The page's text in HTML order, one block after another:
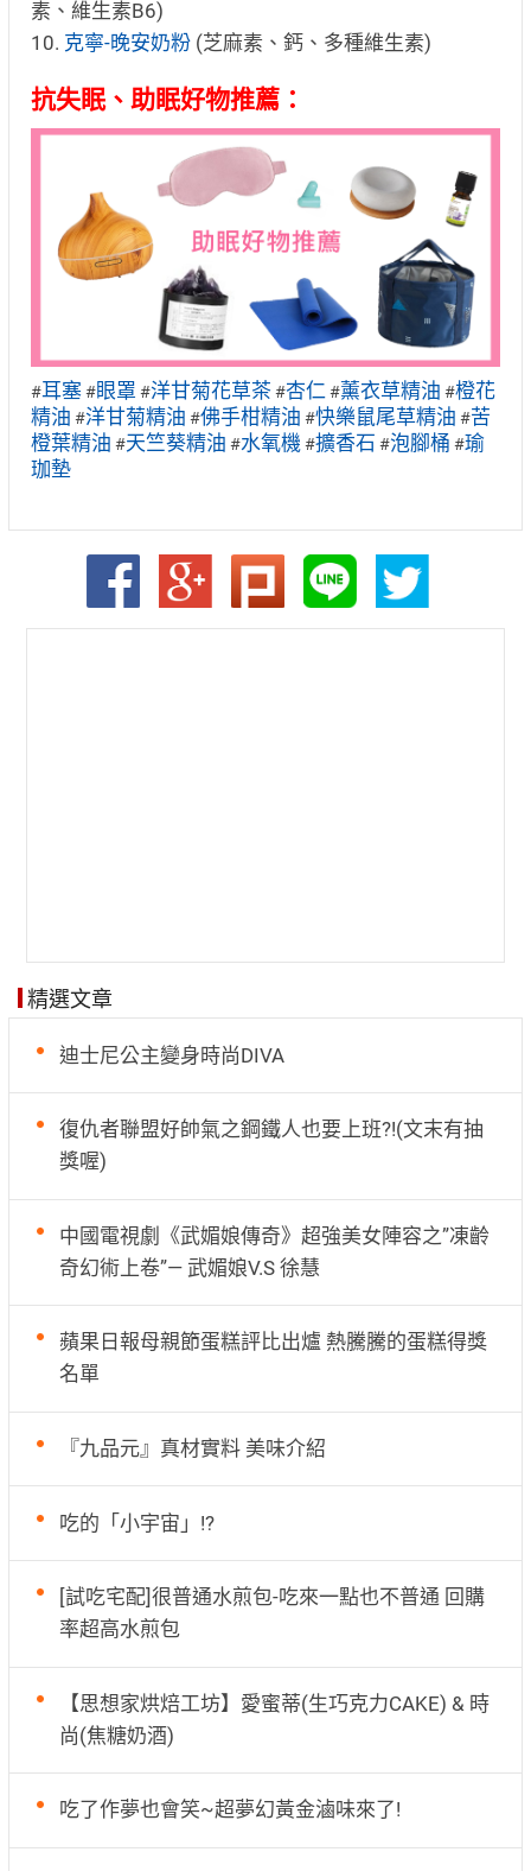
素、維生素B6)
10. 克寧-晚安奶粉(芝麻素、鈣、多種維生素)
抗失眠、助眠好物推薦：
#耳塞#眼罩 #洋甘菊花草茶#杏仁#薰衣草精油 #橙花
精油 #洋甘菊精油 #佛手柑精油 #快樂鼠尾草精油 #苦
橙葉精油 #天竺葵精油 #水氧機#擴香石 #泡腳桶 #瑜
珈墊
精選文章
迪士尼公主變身時尚DIVA
復仇者聯盟好帥氣之鋼鐵人也要上班?!(文末有抽
獎喔)
中國電視劇《武媚娘傳奇》超強美女陣容之”凍齡
奇幻術上卷”— 武媚娘V.S 徐慧
蘋果日報母親節蛋糕評比出爐 熱騰騰的蛋糕得獎
名單
『九品元』真材實料 美味介紹
吃的「小宇宙」!?
[試吃宅配]很普通水煎包-吃來一點也不普通 回購
率超高水煎包
【思想家烘焙工坊】愛蜜蒂(生巧克力CAKE) & 時
尚(焦糖奶酒)
吃了作夢也會笑~超夢幻黃金滷味來了!